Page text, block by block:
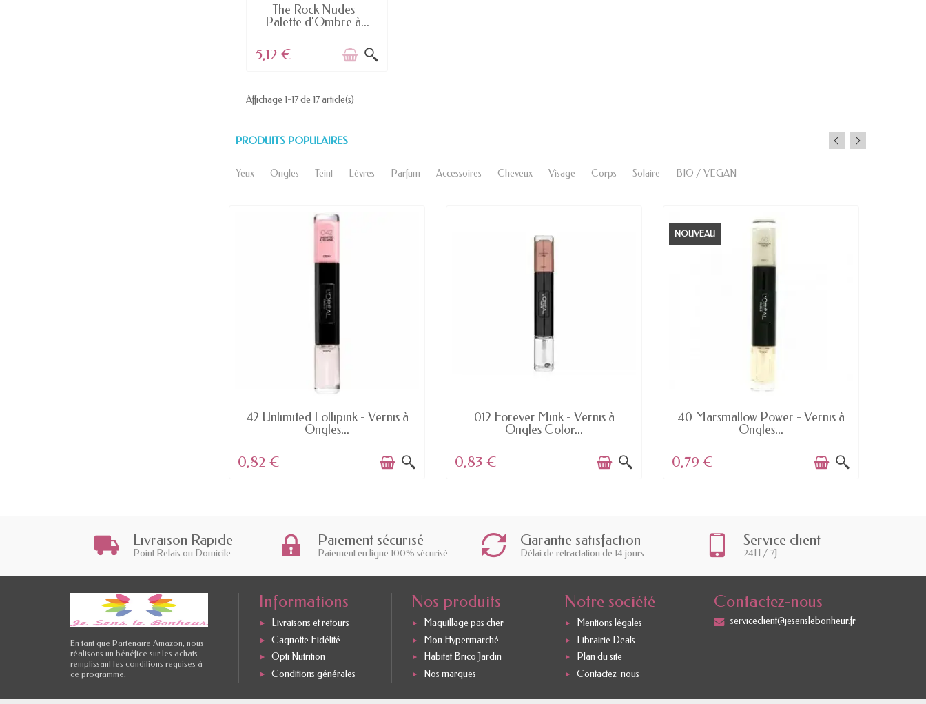
RUPTURE DE STOCK
The Rock Nudes -
Palette d'Ombre à...
5,12 €
Affichage 1-17 de 17 article(s)
PRODUITS POPULAIRES
Yeux Ongles Teint Lèvres Parfum Accessoires Cheveux Visage Corps Solaire BIO / VEGAN
42 Unlimited Lollipink - Vernis à
Ongles...
0,82 €
012 Forever Mink - Vernis à
Ongles Color...
0,83 €
NOUVEAU
40 Marsmallow Power - Vernis à
Ongles...
0,79 €
Livraison Rapide
Point Relais ou Domicile
Paiement sécurisé
Paiement en ligne 100% sécurisé
Garantie satisfaction
Délai de rétractation de 14 jours
Service client
24H / 7J
En tant que Partenaire Amazon, nous
réalisons un bénéfice sur les achats
remplissant les conditions requises à
ce programme.
Informations
Livraisons et retours
Cagnotte Fidélité
Opti Nutrition
Conditions générales
Nos produits
Maquillage pas cher
Mon Hypermarché
Habitat Brico Jardin
Nos marques
Notre société
Mentions légales
Librairie Deals
Plan du site
Contactez-nous
Contactez-nous
serviceclient@jesenslebonheur.fr